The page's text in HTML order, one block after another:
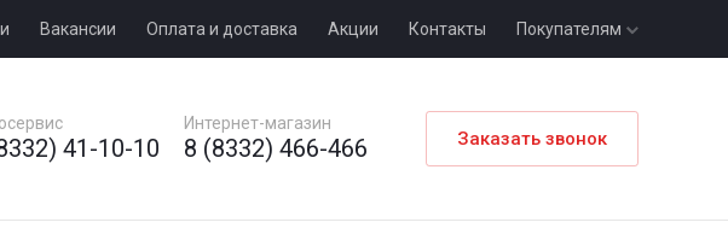
Вакансии Оплата и доставка Акции Контакты Покупателям
41-10-10
Интернет-магазин
8 (8332) 466-466 Заказать звонок